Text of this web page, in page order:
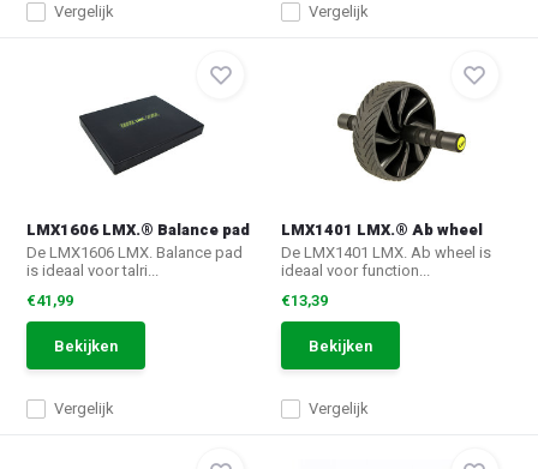
Vergelijk Vergelijk
LMX1606 LMX.® Balance pad
De LMX1606 LMX. Balance pad
is ideaal voor talri...
Vergelijk
€41,99
Bekijken
LMX1401 LMX.® Ab wheel
De LMX1401 LMX. Ab wheel is
ideaal voor function...
Vergelijk
€13,39
Bekijken